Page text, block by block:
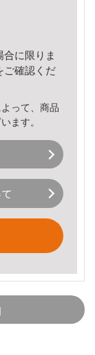
に限りま
ご確認くだ
って、商品
ます。